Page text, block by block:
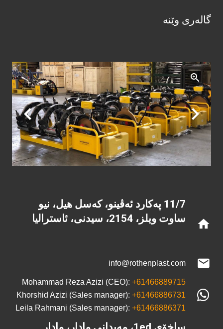
گالەری وێنە
home
11/7 پەکارد ئەڤینو، کەسل هیل، نیو
ساوت ویلز، 2154، سیدنی، ئاسترالیا
mail
info@rothenplast.com
Mohammad Reza Azizi (CEO): +61466889715
Khorshid Azizi (Sales manager): +61466886731
Leila Rahmani (Sales manager): +61466886371